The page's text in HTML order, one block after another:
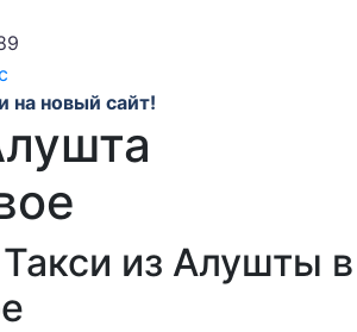
на новый сайт!
из Алушты в